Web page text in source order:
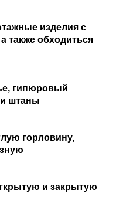
изделия с
также обходиться
гипюровый
штаны
горловину,
и закрытую